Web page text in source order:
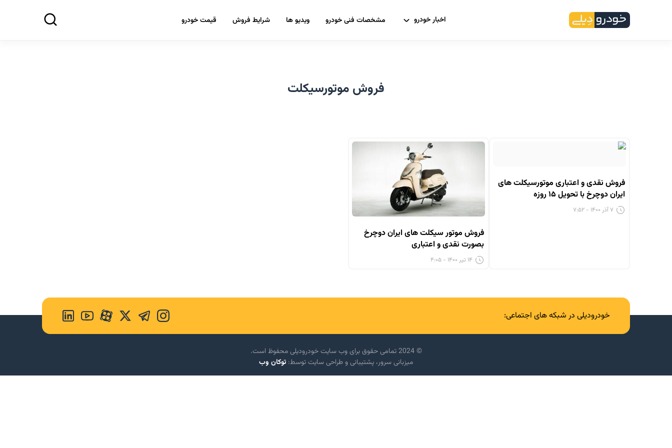
اخبار خودرو مشخصات فنی خودرو ویدیو ها شرایط فروش قیمت خودرو
فروش موتورسیکلت
فروش نقدی و اعتباری موتورسیکلت های
ایران دوچرخ با تحویل ۱۵ روزه
۷ آذر ۱۴۰۰ - ۷:۵۲
فروش موتور سیکلت های ایران دوچرخ
بصورت نقدی و اعتباری
۱۴ تیر ۱۴۰۰ - ۴:۰۵
خودرودیلی در شبکه های اجتماعی:
© 2024 تمامی حقوق برای وب سایت خودرودیلی محفوظ است.
میزبانی سرور، پشتیبانی و طراحی سایت توسط: توکان وب